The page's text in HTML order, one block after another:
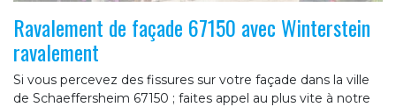
Ravalement de façade 67150 avec Winterstein
ravalement
Si vous percevez des fissures sur votre façade dans la ville
de Schaeffersheim 67150 ; faites appel au plus vite à notre